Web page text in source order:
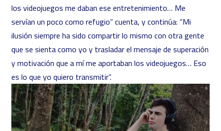
los videojuegos me daban ese entretenimiento… Me
servían un poco como refugio” cuenta, y continúa: “Mi
ilusión siempre ha sido compartir lo mismo con otra gente
que se sienta como yo y trasladar el mensaje de superación
y motivación que a mí me aportaban los videojuegos… Eso
es lo que yo quiero transmitir”.